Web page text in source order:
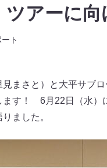
ツアーに
ト
まさと）と大平サブ
ます！ 6月22日（水）
ました。